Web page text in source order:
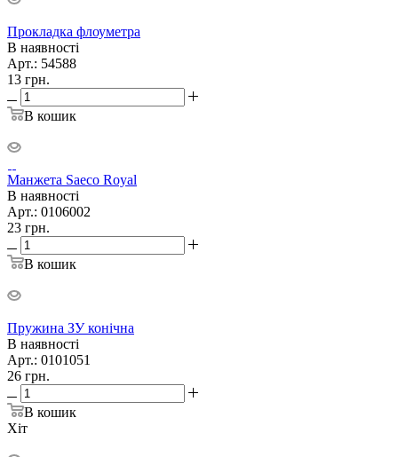
Прокладка флоуметра
В наявності
Арт.: 54588
13 грн.
В кошик
Манжета Saeco Royal
В наявності
Арт.: 0106002
23 грн.
В кошик
Пружина ЗУ конічна
В наявності
Арт.: 0101051
26 грн.
В кошик
Хіт